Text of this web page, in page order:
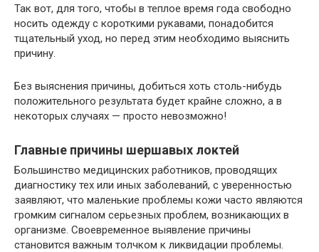
Так вот, для того, чтобы в теплое время года свободно
носить одежду с короткими рукавами, понадобится
тщательный уход, но перед этим необходимо выяснить
причину.
Без выяснения причины, добиться хоть столь-нибудь
положительного результата будет крайне сложно, а в
некоторых случаях — просто невозможно!
Главные причины шершавых локтей
Большинство медицинских работников, проводящих
диагностику тех или иных заболеваний, с уверенностью
заявляют, что маленькие проблемы кожи часто являются
громким сигналом серьезных проблем, возникающих в
организме. Своевременное выявление причины
становится важным толчком к ликвидации проблемы.